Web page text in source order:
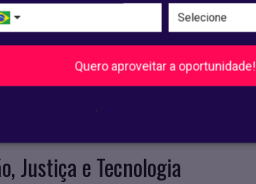
Quero aproveitar a oportunidade!
.
de maio
9h10
Justiça e Tecnologia